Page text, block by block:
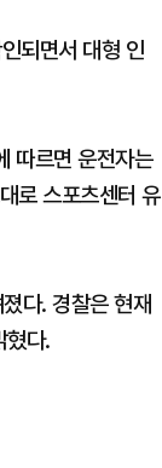
되면서 대형 인
따르면 운전자는
로 스포츠센터 유
다. 경찰은 현재
혔다.